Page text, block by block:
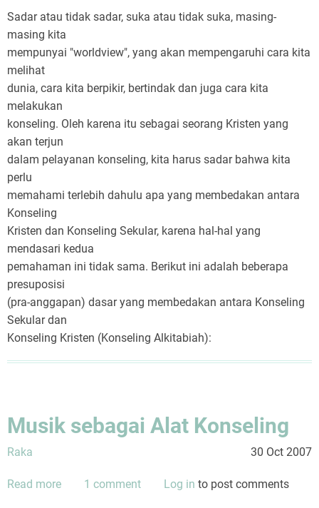
Kristen?
Sadar atau tidak sadar, suka atau tidak suka, masing-
masing kita
mempunyai "worldview", yang akan mempengaruhi cara kita
melihat
dunia, cara kita berpikir, bertindak dan juga cara kita
melakukan
konseling. Oleh karena itu sebagai seorang Kristen yang
akan terjun
dalam pelayanan konseling, kita harus sadar bahwa kita
perlu
memahami terlebih dahulu apa yang membedakan antara
Konseling
Kristen dan Konseling Sekular, karena hal-hal yang
mendasari kedua
pemahaman ini tidak sama. Berikut ini adalah beberapa
presuposisi
(pra-anggapan) dasar yang membedakan antara Konseling
Sekular dan
Konseling Kristen (Konseling Alkitabiah):
Musik sebagai Alat Konseling
Raka 30 Oct 2007
Read more about1 comment Log in to post comments